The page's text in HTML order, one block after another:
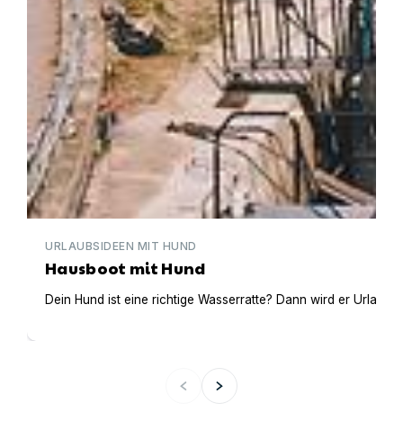
URLAUBSIDEEN MIT HUND
Hausboot mit Hund
Dein Hund ist eine richtige Wasserratte? Dann wird er